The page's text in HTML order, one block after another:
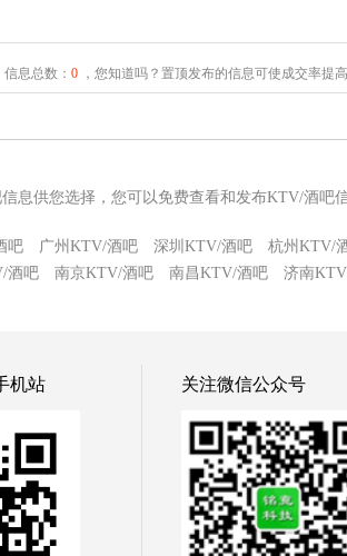
信息总数： 0，您知道吗？置顶发布的信息可使成交率提高
息供您选择，您可以免费查看和发布KTV/酒吧信
吧 广州KTV/酒吧 深圳KTV/酒吧 杭州KTV/
酒吧 南京KTV/酒吧 南昌KTV/酒吧 济南
机站 关注微信公众号